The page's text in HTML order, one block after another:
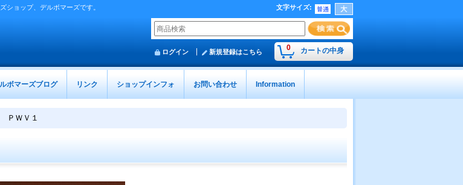
ショップ、デルボマーズです。 文字サイズ:
0 カートの中身
ログイン 新規登録はこちら
ボマーズブログ リンク ショップインフォ お問い合わせ Information
ＰＷＶ１